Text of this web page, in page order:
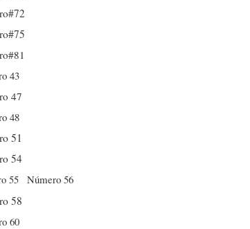
43
47
48
51
54
55
Número 56
58
60